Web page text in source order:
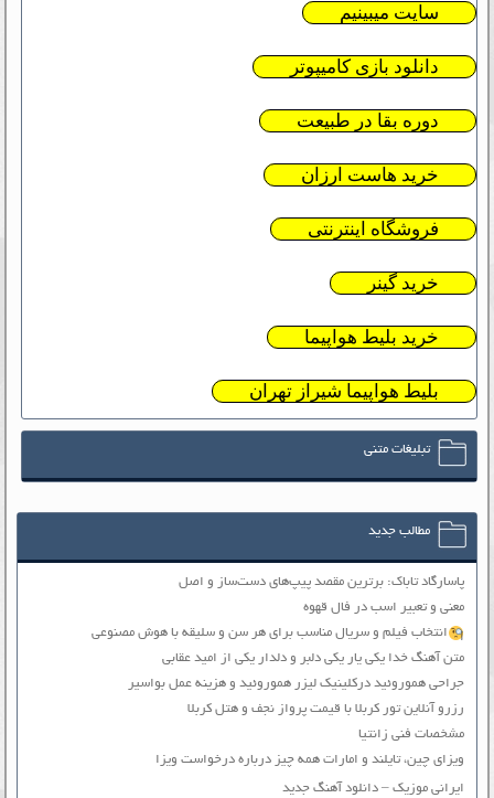
سایت میبینیم
دانلود بازی کامیپوتر
دوره بقا در طبیعت
خرید هاست ارزان
فروشگاه اینترنتی
خرید گینر
خرید بلیط هواپیما
بلیط هواپیما شیراز تهران
تبلیغات متنی
مطالب جدید
پاسارگاد تاباک: برترین مقصد پیپ‌های دست‌ساز و اصل
معنی و تعبیر اسب در فال قهوه
انتخاب فیلم و سریال مناسب برای هر سن و سلیقه با هوش مصنوعی
متن آهنگ خدا یکی یار یکی دلبر و دلدار یکی از امید عقابی
جراحی هموروئید درکلینیک لیزر هموروئید و هزینه عمل بواسیر
رزرو آنلاین تور کربلا با قیمت پرواز نجف و هتل کربلا
مشخصات فنی زانتیا
ویزای چین، تایلند و امارات همه چیز درباره درخواست ویزا
ایرانی موزیک – دانلود آهنگ جدید